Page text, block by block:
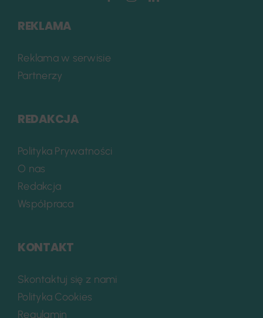
REKLAMA
Reklama w serwisie
Partnerzy
REDAKCJA
Polityka Prywatności
O nas
Redakcja
Współpraca
KONTAKT
Skontaktuj się z nami
Polityka Cookies
Regulamin